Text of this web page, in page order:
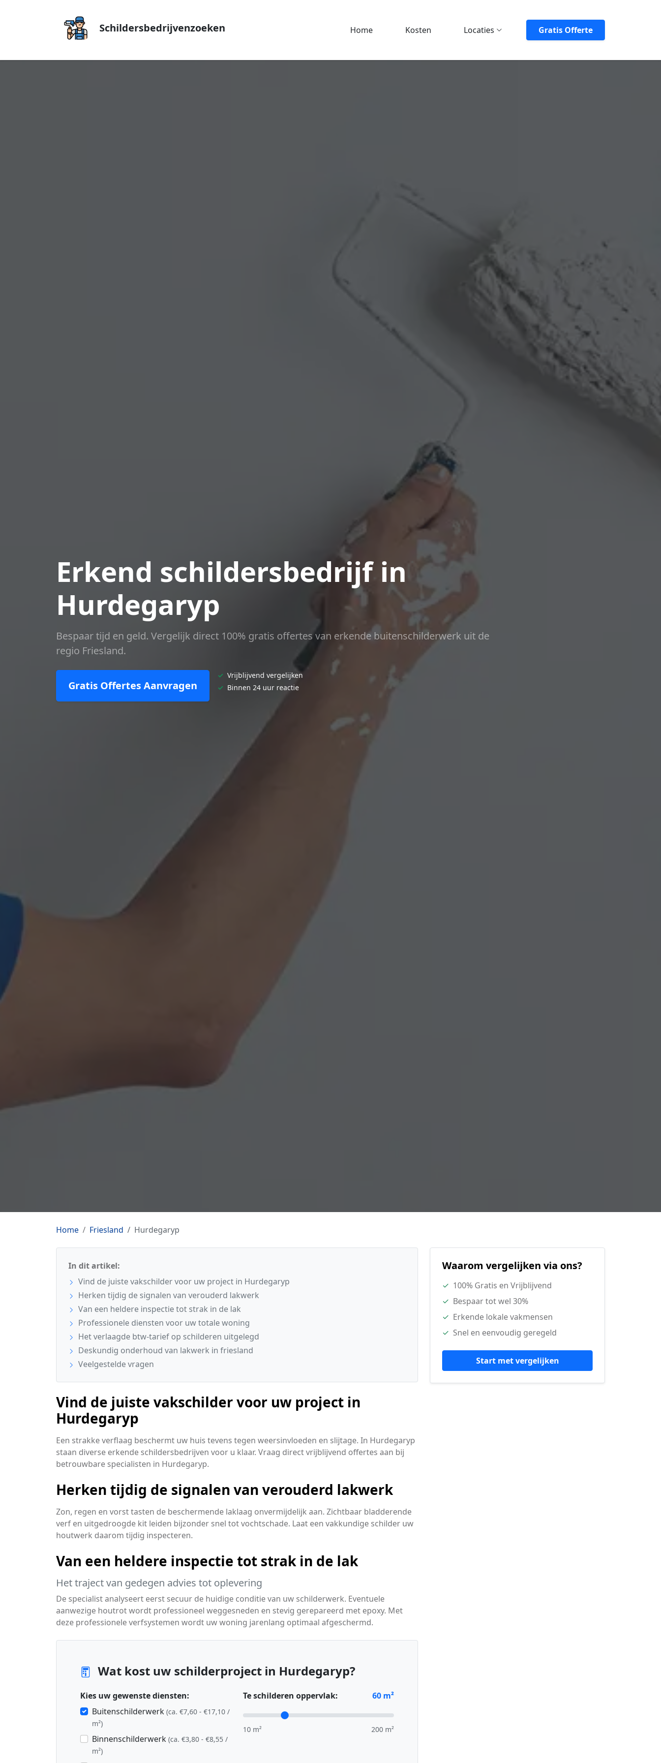
Schildersbedrijvenzoeken Home Kosten Locaties Gratis Offerte
Erkend schildersbedrijf in
Hurdegaryp
Bespaar tijd en geld. Vergelijk direct 100% gratis offertes van erkende buitenschilderwerk uit de
regio Friesland.
Gratis Offertes Aanvragen
✓ Vrijblijvend vergelijken
✓ Binnen 24 uur reactie
Home Friesland Hurdegaryp
In dit artikel:
Vind de juiste vakschilder voor uw project in Hurdegaryp
Herken tijdig de signalen van verouderd lakwerk
Van een heldere inspectie tot strak in de lak
Professionele diensten voor uw totale woning
Het verlaagde btw-tarief op schilderen uitgelegd
Deskundig onderhoud van lakwerk in friesland
Veelgestelde vragen
Vind de juiste vakschilder voor uw project in
Hurdegaryp
Een strakke verflaag beschermt uw huis tevens tegen weersinvloeden en slijtage. In Hurdegaryp
staan diverse erkende schildersbedrijven voor u klaar. Vraag direct vrijblijvend offertes aan bij
betrouwbare specialisten in Hurdegaryp.
Herken tijdig de signalen van verouderd lakwerk
Zon, regen en vorst tasten de beschermende laklaag onvermijdelijk aan. Zichtbaar bladderende
verf en uitgedroogde kit leiden bijzonder snel tot vochtschade. Laat een vakkundige schilder uw
houtwerk daarom tijdig inspecteren.
Van een heldere inspectie tot strak in de lak
Het traject van gedegen advies tot oplevering
De specialist analyseert eerst secuur de huidige conditie van uw schilderwerk. Eventuele
aanwezige houtrot wordt professioneel weggesneden en stevig gerepareerd met epoxy. Met
deze professionele verfsystemen wordt uw woning jarenlang optimaal afgeschermd.
Wat kost uw schilderproject in Hurdegaryp?
Kies uw gewenste diensten:
Buitenschilderwerk (ca. €7,60 - €17,10 /
m²)
Binnenschilderwerk (ca. €3,80 - €8,55 /
m²)
Te schilderen oppervlak: 60 m²
10 m² 200 m²
Waarom vergelijken via ons?
✓ 100% Gratis en Vrijblijvend
✓ Bespaar tot wel 30%
✓ Erkende lokale vakmensen
✓ Snel en eenvoudig geregeld
Start met vergelijken